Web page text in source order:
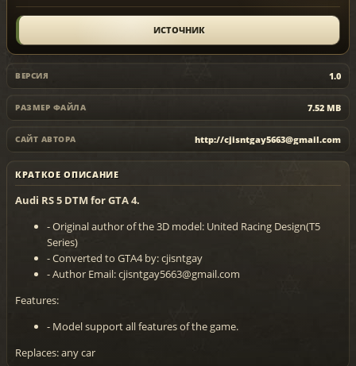
ИСТОЧНИК
ВЕРСИЯ 1.0
РАЗМЕР ФАЙЛА 7.52 MB
САЙТ АВТОРА http://cjisntgay5663@gmail.com
КРАТКОЕ ОПИСАНИЕ
Audi RS 5 DTM for GTA 4.
- Original author of the 3D model: United Racing Design(T5
Series)
- Converted to GTA4 by: cjisntgay
- Author Email: cjisntgay5663@gmail.com
Features:
- Model support all features of the game.
Replaces: any car